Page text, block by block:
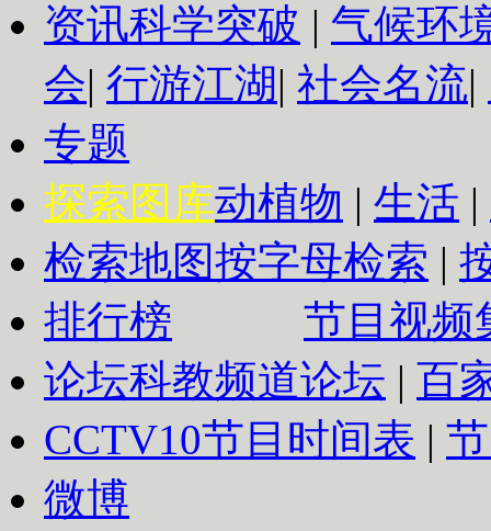
资讯科学突破 | 气候环
会| 行游江湖| 社会名流|
专题
探索图库动植物 | 生活 |
检索地图按字母检索 |
排行榜
节目视频
论坛科教频道论坛 | 百
CCTV10节目时间表 |
微博